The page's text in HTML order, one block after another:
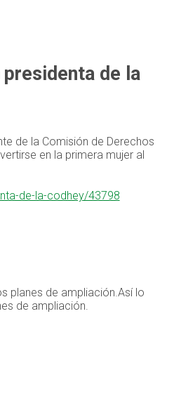
de la
de la Comisión de Derechos
en la primera mujer al
de-la-codhey/43798
planes de ampliación.Así lo
de ampliación.